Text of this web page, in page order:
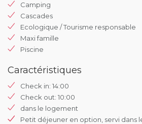
Camping
Cascades
Ecologique / Tourisme responsable
Maxi famille
Piscine
Caractéristiques
Check in: 14:00
Check out: 10:00
dans le logement
Petit déjeuner en option, servi dans